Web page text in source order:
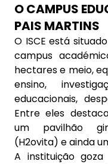
O CAMPUS
PAIS MARTINS
O ISCE está
campus
hectares e meio,
ensino,
educacionais,
Entre eles
um pavilhão
(H2ovita) e ainda
A instituição